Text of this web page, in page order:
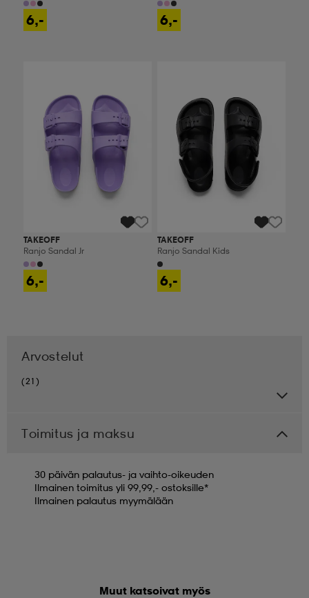
6,- 6,-
TAKEOFF
Ranjo Sandal Jr
6,-
TAKEOFF
Ranjo Sandal Kids
6,-
Arvostelut
(21)
Toimitus ja maksu
30 päivän palautus- ja vaihto-oikeuden
Ilmainen toimitus yli 99,99,- ostoksille*
Ilmainen palautus myymälään
Muut katsoivat myös